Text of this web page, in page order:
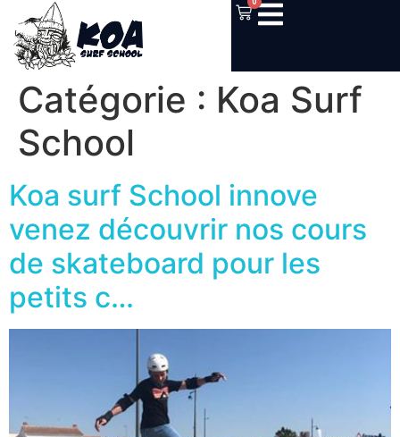
Catégorie : Koa Surf
School
Koa surf School innove
venez découvrir nos cours
de skateboard pour les
petits c…